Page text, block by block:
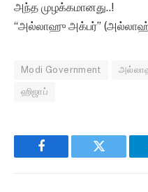
அந்த முழக்கமானது..!
“அல்லாஹு அக்பர்” (அல்லாஹ்
Modi Government
ஹிஜாப்
Facebook Twitter